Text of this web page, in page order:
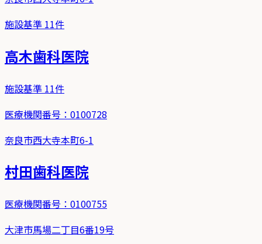
施設基準 11件
高木歯科医院
施設基準 11件
医療機関番号： 0100728
奈良市西大寺本町6-1
村田歯科医院
医療機関番号： 0100755
大津市馬場二丁目6番19号